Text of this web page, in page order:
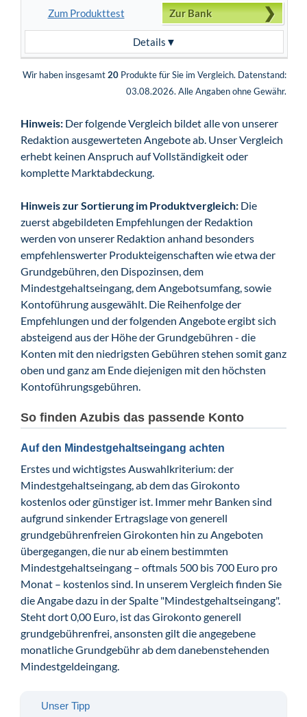
Zum Produkttest
Details
Zur Bank
Wir haben insgesamt20 Produkte für Sie im Vergleich. Datenstand:
03.08.2026. Alle Angaben ohne Gewähr.
Hinweis: Der folgende Vergleich bildet alle von unserer
Redaktion ausgewerteten Angebote ab. Unser Vergleich
erhebt keinen Anspruch auf Vollständigkeit oder
komplette Marktabdeckung.
Hinweis zur Sortierung im Produktvergleich: Die
zuerst abgebildeten Empfehlungen der Redaktion
werden von unserer Redaktion anhand besonders
empfehlenswerter Produkteigenschaften wie etwa der
Grundgebühren, den Dispozinsen, dem
Mindestgehaltseingang, dem Angebotsumfang, sowie
Kontoführung ausgewählt. Die Reihenfolge der
Empfehlungen und der folgenden Angebote ergibt sich
absteigend aus der Höhe der Grundgebühren - die
Konten mit den niedrigsten Gebühren stehen somit ganz
oben und ganz am Ende diejenigen mit den höchsten
Kontoführungsgebühren.
So finden Azubis das passende Konto
Auf den Mindestgehaltseingang achten
Erstes und wichtigstes Auswahlkriterium: der
Mindestgehaltseingang, ab dem das Girokonto
kostenlos oder günstiger ist. Immer mehr Banken sind
aufgrund sinkender Ertragslage von generell
grundgebührenfreien Girokonten hin zu Angeboten
übergegangen, die nur ab einem bestimmten
Mindestgehaltseingang – oftmals 500 bis 700 Euro pro
Monat – kostenlos sind. In unserem Vergleich finden Sie
die Angabe dazu in der Spalte "Mindestgehaltseingang".
Steht dort 0,00 Euro, ist das Girokonto generell
grundgebührenfrei, ansonsten gilt die angegebene
monatliche Grundgebühr ab dem danebenstehenden
Mindestgeldeingang.
Unser Tipp